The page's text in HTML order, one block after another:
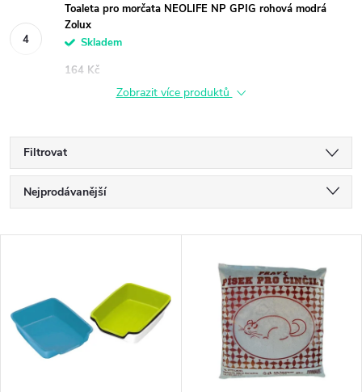
Toaleta pro morčata NEOLIFE NP GPIG rohová modrá
Zolux
Skladem
164 Kč
Zobrazit více produktů
Filtrovat
Ř
a
e
n
Nejprodávanější
p